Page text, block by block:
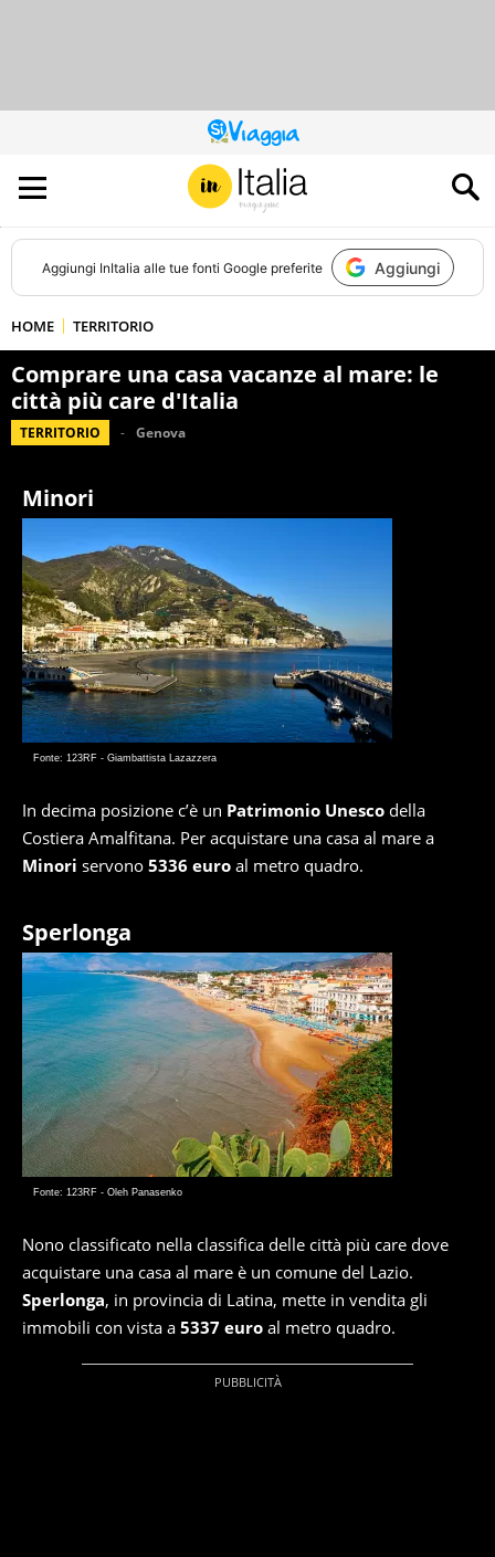
QUESTO
SITO
CONTRIBUISCE
ALL’AUDIENCE
DI
Aggiungi InItalia alle tue fonti Google preferite Aggiungi
HOME TERRITORIO
Comprare una casa vacanze al mare: le
città più care d'Italia
TERRITORIO Genova
Minori
Fonte: 123RF - Giambattista Lazazzera
In decima posizione c’è un Patrimonio Unesco della
Costiera Amalfitana. Per acquistare una casa al mare a
Minori servono 5336 euro al metro quadro.
Sperlonga
Fonte: 123RF - Oleh Panasenko
Nono classificato nella classifica delle città più care dove
acquistare una casa al mare è un comune del Lazio.
Sperlonga, in provincia di Latina, mette in vendita gli
immobili con vista a 5337 euro al metro quadro.